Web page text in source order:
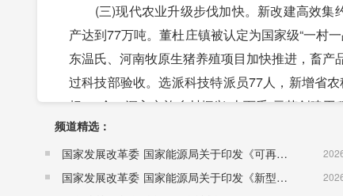
(三)现代农业升级步伐加快。新改建高效集
产达到77万吨。董杜庄镇被认定为国家级“一村
东温氏、河南牧原生猪养殖项目加快推进，畜
过科技部验收。选派科技特派员77人，新增省
标”20个。深入实施乡村振兴“十百千”示范创建
营村等7个村(社区)入选首批省乡村振兴示范村(
项目库，全省工商联系统助推乡村振兴现场会在
(四)服务业发展势头良好。莘县智慧物流小镇
频道精选：
国家发展改革委 国家能源局关于印发《可再生能源发展“十五五”规划》的通知 （发改能源〔2026〕1067号）
国家发展改革委 国家能源局关于印发《新型电力系统建设“十五五”规划》的通知​ （发改能源〔2026〕942号）